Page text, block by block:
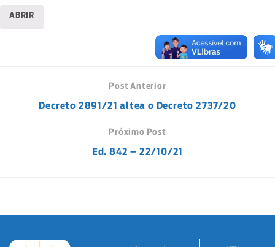
ABRIR
Post Anterior
Decreto 2891/21 altea o Decreto 2737/20
Próximo Post
Ed. 842 – 22/10/21